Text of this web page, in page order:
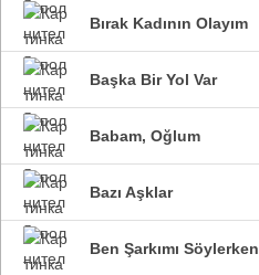
Bırak Kadının Olayım
Başka Bir Yol Var
Babam, Oğlum
Bazı Aşklar
Ben Şarkımı Söylerken